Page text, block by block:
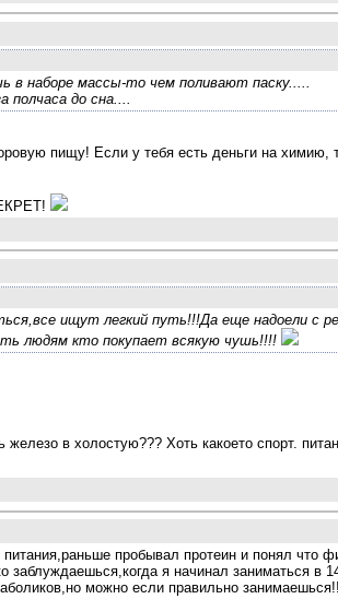
наборе массы-то чем поливают паску.....
до сна....
пищу! Если у тебя есть деньги на химию,
ищут легкий путь!!!Да еще надоели с
людям кто покупает всякую чушь!!!!
железо в холостую??? Хоть какоето спорт.
пробывал протеин и понял что
я начинал заниматься в
можно если правильно